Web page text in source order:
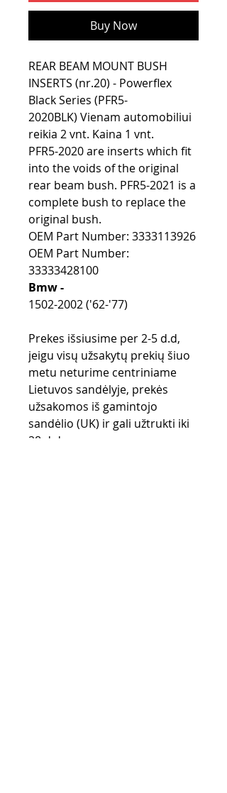
Buy Now
REAR BEAM MOUNT BUSH
INSERTS (nr.20) - Powerflex
Black Series (PFR5-
2020BLK) Vienam automobiliui
reikia 2 vnt. Kaina 1 vnt.
PFR5-2020 are inserts which fit
into the voids of the original
rear beam bush. PFR5-2021 is a
complete bush to replace the
original bush.
OEM Part Number: 3333113926
OEM Part Number:
33333428100
Bmw -
1502-2002 ('62-'77)
Prekes išsiusime per 2-5 d.d,
jeigu visų užsakytų prekių šiuo
metu neturime centriniame
Lietuvos sandėlyje, prekės
užsakomos iš gamintojo
sandėlio (UK) ir gali užtrukti iki
28 d.d.